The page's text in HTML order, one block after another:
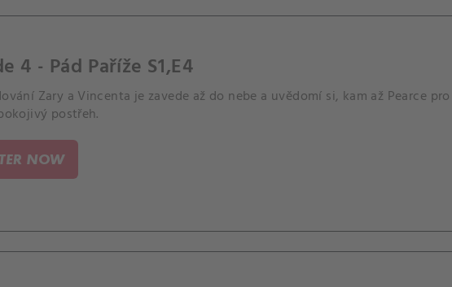
4 - Pád Paříže S1,E4
Zary a Vincenta je zavede až do nebe a uvědomí si, kam až Pearce
postřeh.
NOW